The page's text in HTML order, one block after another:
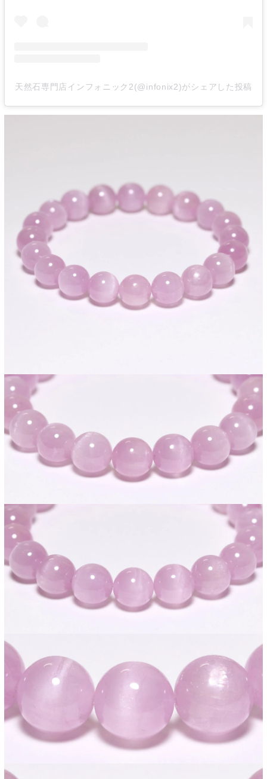
天然石専門店インフォニック2(@infonix2)がシェアした投稿